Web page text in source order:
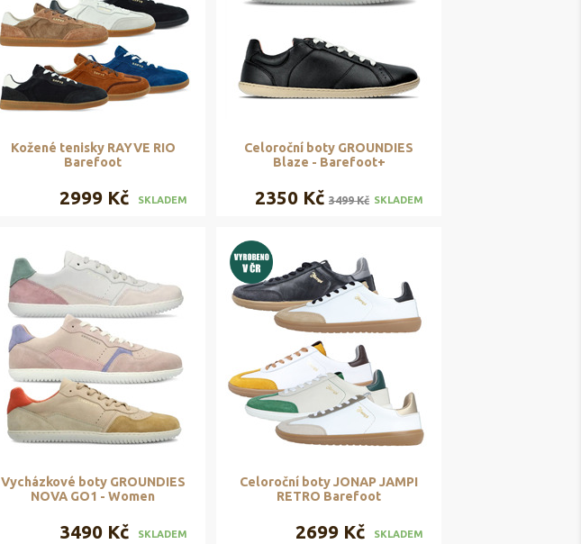
Kožené tenisky RAYVE RIO
Barefoot
2999 Kč SKLADEM
Celoroční boty GROUNDIES
Blaze - Barefoot+
2350 Kč 3499 Kč SKLADEM
Vycházkové boty GROUNDIES
NOVA GO1 - Women
3490 Kč SKLADEM
Celoroční boty JONAP JAMPI
RETRO Barefoot
2699 Kč SKLADEM